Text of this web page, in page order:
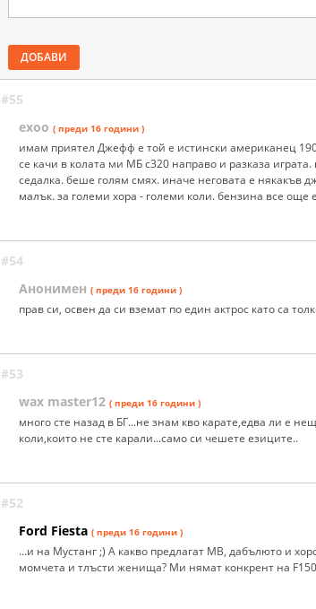
ДОБАВИ
#55
ехоо ( преди 16 години )
имам приятел Джефф е той е истински американец
се качи в колата ми МБ с320 направо и разказа
седалка. беше голям смях. иначе неговата е някакъв
малък. за големи хора - големи коли. бензина все още
#54
Анонимен ( преди 16 години )
прав си, освен да си вземат по един актрос като са
#53
wax master12 ( преди 16 години )
много сте назад в БГ...не знам кво карате,едва ли е
коли,които не сте карали...само си чешете езиците..
#52
Ford Fiesta ( преди 16 години )
...и на Мустанг ;) А какво предлагат MB, дабълюто и
момчета и тлъсти женища? Ми нямат конкрент на